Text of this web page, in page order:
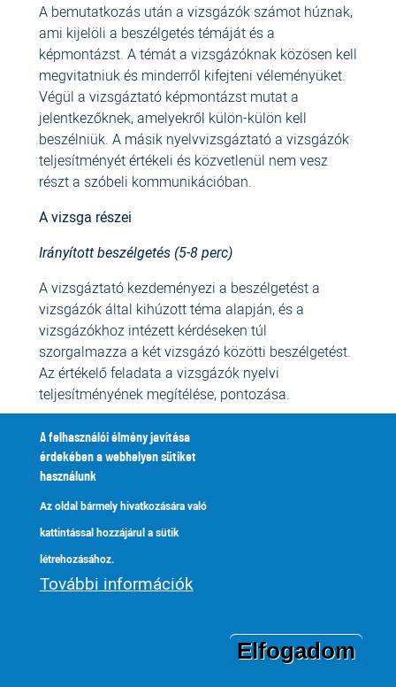
A bemutatkozás után a vizsgázók számot húznak,
ami kijelöli a beszélgetés témáját és a
képmontázst. A témát a vizsgázóknak közösen kell
megvitatniuk és minderről kifejteni véleményüket.
Végül a vizsgáztató képmontázst mutat a
jelentkezőknek, amelyekről külön-külön kell
beszélniük. A másik nyelvvizsgáztató a vizsgázók
teljesítményét értékeli és közvetlenül nem vesz
részt a szóbeli kommunikációban.
A vizsga részei
Irányított beszélgetés (5-8 perc)
A vizsgáztató kezdeményezi a beszélgetést a
vizsgázók által kihúzott téma alapján, és a
vizsgázókhoz intézett kérdéseken túl
szorgalmazza a két vizsgázó közötti beszélgetést.
Az értékelő feladata a vizsgázók nyelvi
teljesítményének megítélése, pontozása.
Önálló témakifejtés vizuális stimulus alapján (5-8
perc)
A képanyagot a vizsgáztató adja a a vizsgázók
által kihúzott szám alapján. Szükség esetén
kérdésekkel segíti a vizsgázókat.
A szóbeli kommunikáció értékelésének
szempontjai és az elérhető pontszámok:
A felhasználói élmény javítása
érdekében a webhelyen sütiket
használunk
Az oldal bármely hivatkozására való
kattintással hozzájárul a sütik
létrehozásához.
További információk
Elfogadom